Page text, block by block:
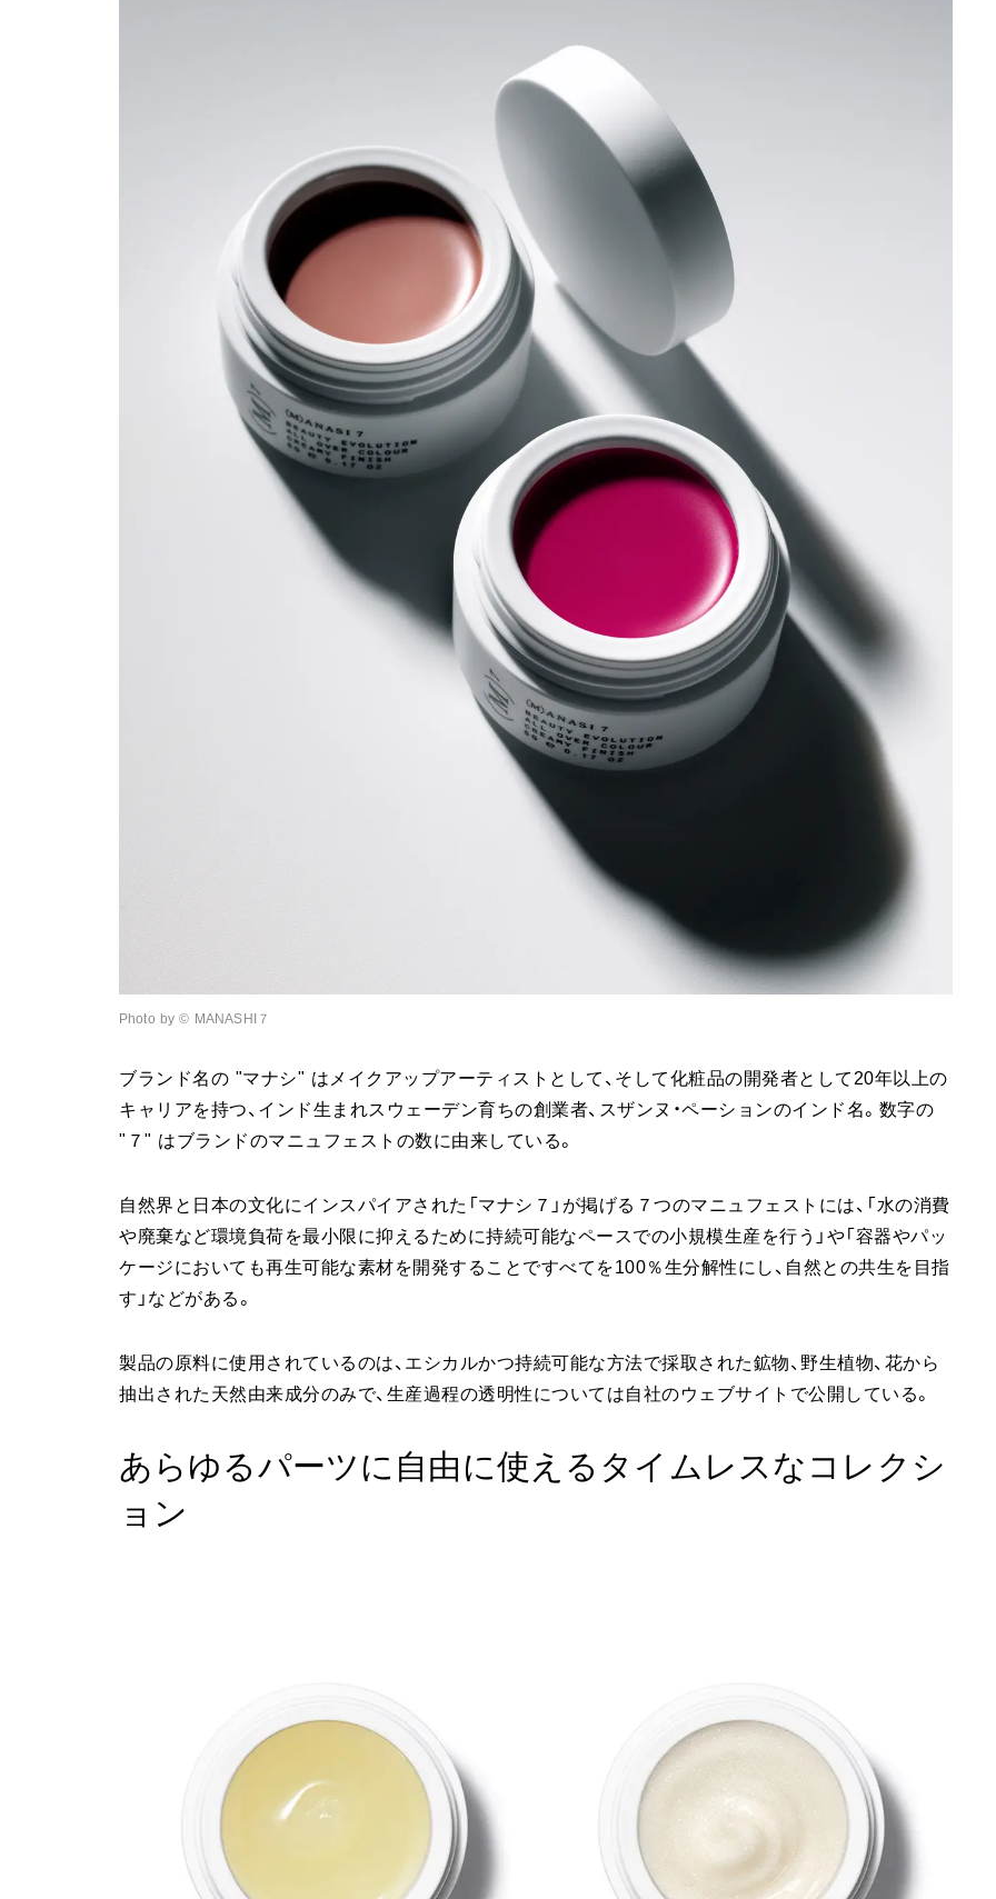
Photo by ©︎ MANASHI７
ブランド名の "マナシ" はメイクアップアーティストとして、そして化粧品の開発者として20年以上の
キャリアを持つ、インド生まれスウェーデン育ちの創業者、スザンヌ・ペーションのインド名。数字の
"７" はブランドのマニュフェストの数に由来している。
自然界と日本の文化にインスパイアされた「マナシ７」が掲げる７つのマニュフェストには、「水の消費
や廃棄など環境負荷を最小限に抑えるために持続可能なペースでの小規模生産を行う」や「容器やパッ
ケージにおいても再生可能な素材を開発することですべてを100％生分解性にし、自然との共生を目指
す」などがある。
製品の原料に使用されているのは、エシカルかつ持続可能な方法で採取された鉱物、野生植物、花から
抽出された天然由来成分のみで、生産過程の透明性については自社のウェブサイトで公開している。
あらゆるパーツに自由に使えるタイムレスなコレクシ
ョン